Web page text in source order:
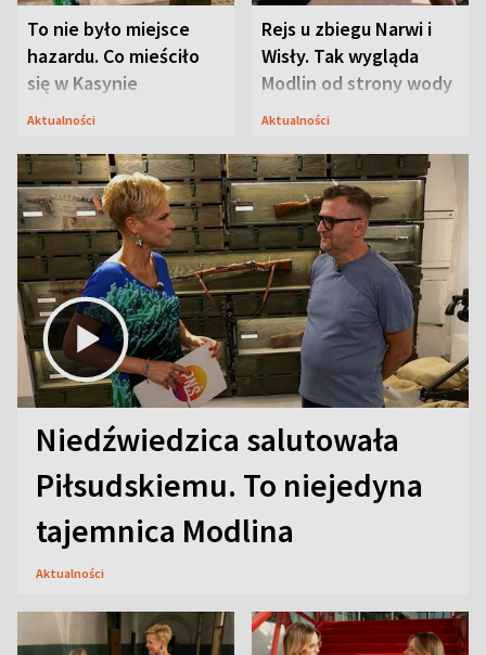
To nie było miejsce
hazardu. Co mieściło
się w Kasynie
Oficerskim?
Aktualności
Rejs u zbiegu Narwi i
Wisły. Tak wygląda
Modlin od strony wody
Aktualności
Niedźwiedzica salutowała
Piłsudskiemu. To niejedyna
tajemnica Modlina
Aktualności